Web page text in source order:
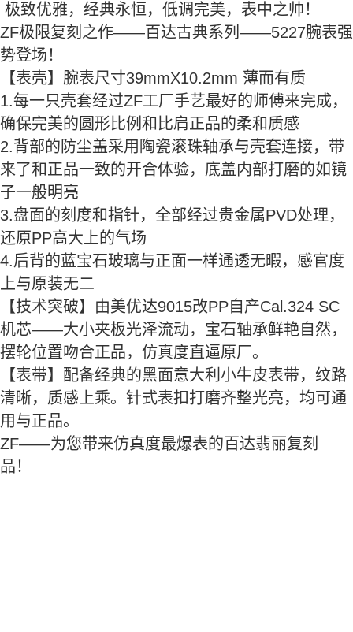
极致优雅，经典永恒，低调完美，表中之帅！
ZF极限复刻之作——百达古典系列——5227腕表强
势登场！
【表壳】腕表尺寸39mmX10.2mm 薄而有质
1.每一只壳套经过ZF工厂手艺最好的师傅来完成，
确保完美的圆形比例和比肩正品的柔和质感
2.背部的防尘盖采用陶瓷滚珠轴承与壳套连接，带
来了和正品一致的开合体验，底盖内部打磨的如镜
子一般明亮
3.盘面的刻度和指针，全部经过贵金属PVD处理，
还原PP高大上的气场
4.后背的蓝宝石玻璃与正面一样通透无暇，感官度
上与原装无二
【技术突破】由美优达9015改PP自产Cal.324 SC
机芯——大小夹板光泽流动，宝石轴承鲜艳自然，
摆轮位置吻合正品，仿真度直逼原厂。
【表带】配备经典的黑面意大利小牛皮表带，纹路
清晰，质感上乘。针式表扣打磨齐整光亮，均可通
用与正品。
ZF——为您带来仿真度最爆表的百达翡丽复刻
品！